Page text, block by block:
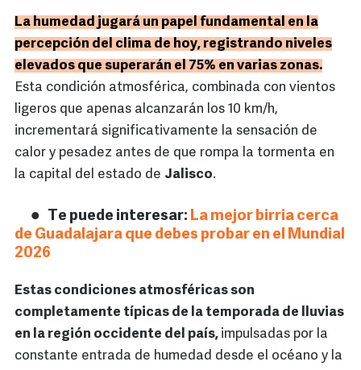
La humedad jugará un papel fundamental en la
percepción del clima de hoy, registrando niveles
elevados que superarán el 75% en varias zonas.
Esta condición atmosférica, combinada con vientos
ligeros que apenas alcanzarán los 10 km/h,
incrementará significativamente la sensación de
calor y pesadez antes de que rompa la tormenta en
la capital del estado de Jalisco.
Te puede interesar: La mejor birria cerca
de Guadalajara que debes probar en el Mundial
2026
Estas condiciones atmosféricas son
completamente típicas de la temporada de lluvias
en la región occidente del país, impulsadas por la
constante entrada de humedad desde el océano y la